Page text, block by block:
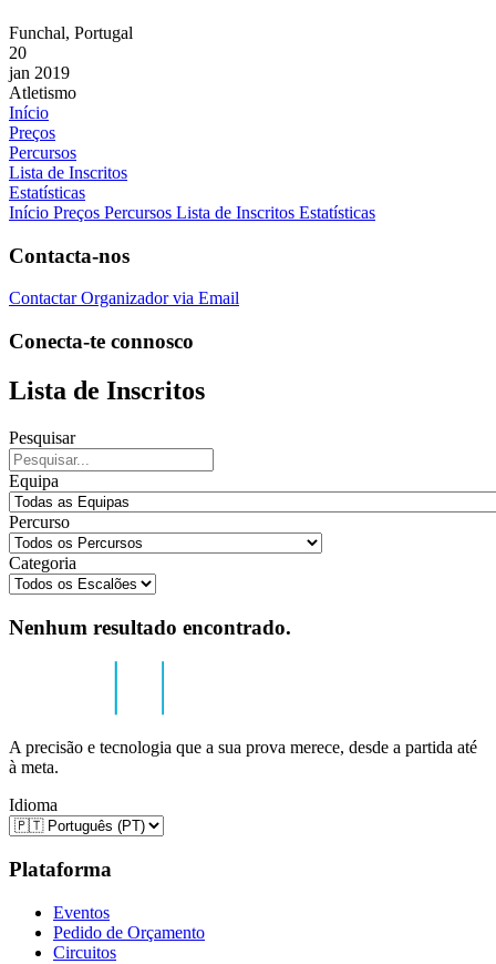
Funchal, Portugal
20
jan 2019
Atletismo
Início
Preços
Percursos
Lista de Inscritos
Estatísticas
Início Preços Percursos Lista de Inscritos Estatísticas
Contacta-nos
Contactar Organizador via Email
Conecta-te connosco
Lista de Inscritos
Pesquisar
Equipa
Percurso
Categoria
Nenhum resultado encontrado.
A precisão e tecnologia que a sua prova merece, desde a partida até
à meta.
Idioma
Plataforma
Eventos
Pedido de Orçamento
Circuitos